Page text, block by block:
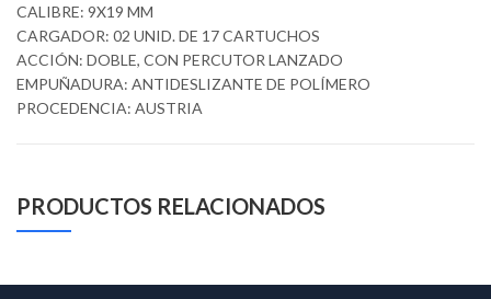
CALIBRE: 9X19 MM
CARGADOR: 02 UNID. DE 17 CARTUCHOS
ACCIÓN: DOBLE, CON PERCUTOR LANZADO
EMPUÑADURA: ANTIDESLIZANTE DE POLÍMERO
PROCEDENCIA: AUSTRIA
PRODUCTOS RELACIONADOS